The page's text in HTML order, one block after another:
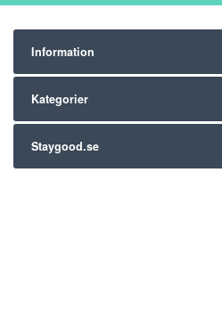
Information
Kategorier
Staygood.se